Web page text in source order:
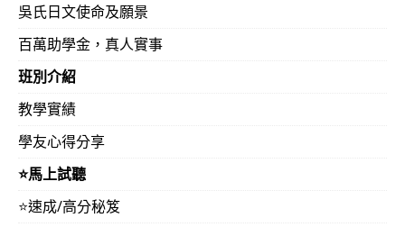
吳氏日文使命及願景
百萬助學金，真人實事
班別介紹
教學實績
學友心得分享
⭐️馬上試聽
⭐️速成/高分秘笈